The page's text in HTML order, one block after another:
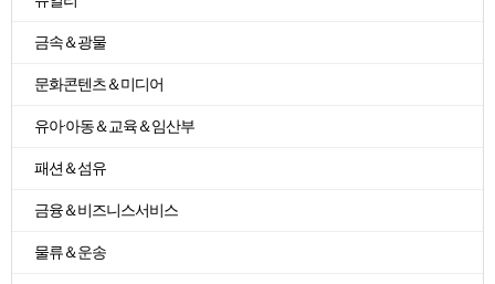
금속＆광물
문화콘텐츠＆미디어
유아·아동＆교육＆임산부
패션＆섬유
금융＆비즈니스서비스
물류＆운송